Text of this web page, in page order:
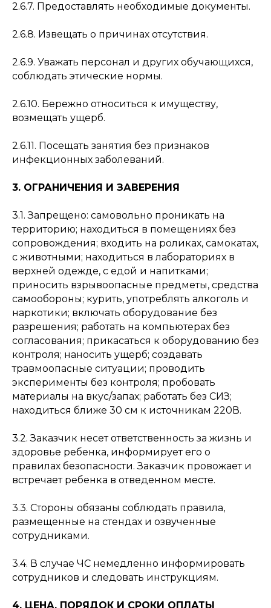
2.6.7. Предоставлять необходимые документы.
2.6.8. Извещать о причинах отсутствия.
2.6.9. Уважать персонал и других обучающихся,
соблюдать этические нормы.
2.6.10. Бережно относиться к имуществу,
возмещать ущерб.
2.6.11. Посещать занятия без признаков
инфекционных заболеваний.
3. ОГРАНИЧЕНИЯ И ЗАВЕРЕНИЯ
3.1. Запрещено: самовольно проникать на
территорию; находиться в помещениях без
сопровождения; входить на роликах, самокатах,
с животными; находиться в лабораториях в
верхней одежде, с едой и напитками;
приносить взрывоопасные предметы, средства
самообороны; курить, употреблять алкоголь и
наркотики; включать оборудование без
разрешения; работать на компьютерах без
согласования; прикасаться к оборудованию без
контроля; наносить ущерб; создавать
травмоопасные ситуации; проводить
эксперименты без контроля; пробовать
материалы на вкус/запах; работать без СИЗ;
находиться ближе 30 см к источникам 220В.
3.2. Заказчик несет ответственность за жизнь и
здоровье ребенка, информирует его о
правилах безопасности. Заказчик провожает и
встречает ребенка в отведенном месте.
3.3. Стороны обязаны соблюдать правила,
размещенные на стендах и озвученные
сотрудниками.
3.4. В случае ЧС немедленно информировать
сотрудников и следовать инструкциям.
4. ЦЕНА, ПОРЯДОК И СРОКИ ОПЛАТЫ